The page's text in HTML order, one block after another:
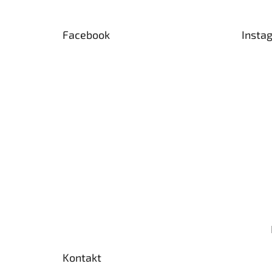
Facebook
Kontakt